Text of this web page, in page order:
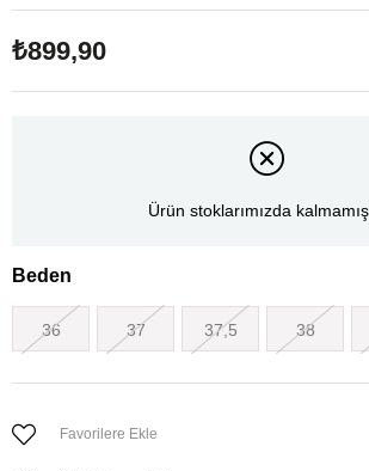
₺899,90
Ürün stoklarımızda
Beden
36 37 37,5 38
Favorilere Ekle